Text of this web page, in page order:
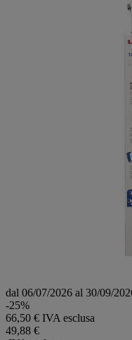
dal 06/07/2026 al 30/09/
-25%
66,50 € IVA esclusa
49,88 €